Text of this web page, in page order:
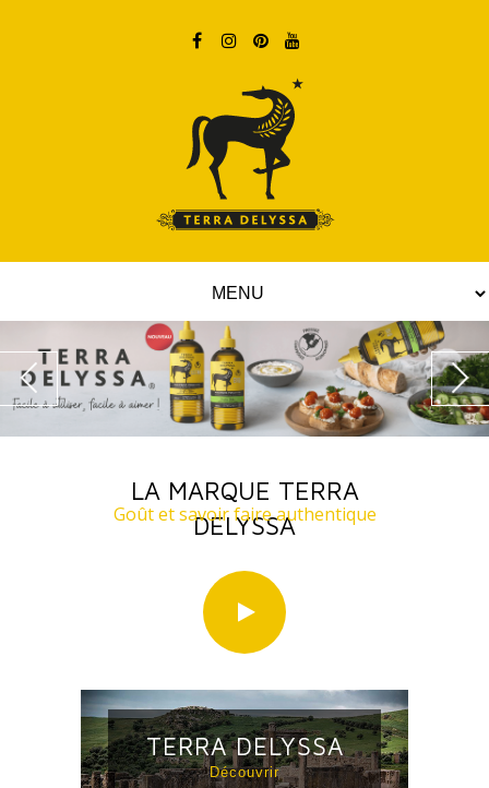
Goût et savoir faire authentique
LA MARQUE TERRA
DELYSSA
Découvrir
TERRA DELYSSA